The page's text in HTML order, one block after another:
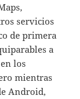
servicios
de primera
a
los
mientras
Android,